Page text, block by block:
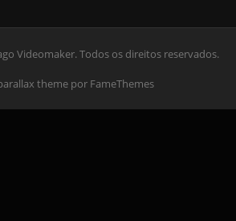
Videomaker. Todos os direitos reservados.
theme por FameThemes